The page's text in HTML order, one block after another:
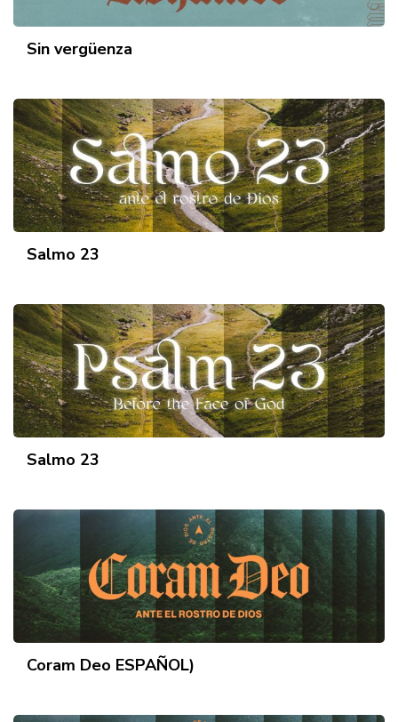
Sin vergüenza
Salmo 23
Salmo 23
Coram Deo ESPAÑOL)